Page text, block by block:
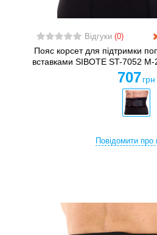
Відгуки(0)
Пояс корсет для підтримки
вставками SIBOTE ST-7052
707 грн
Повідомити про